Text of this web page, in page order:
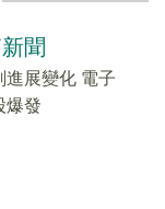
聞
進展變化 電子
爆發